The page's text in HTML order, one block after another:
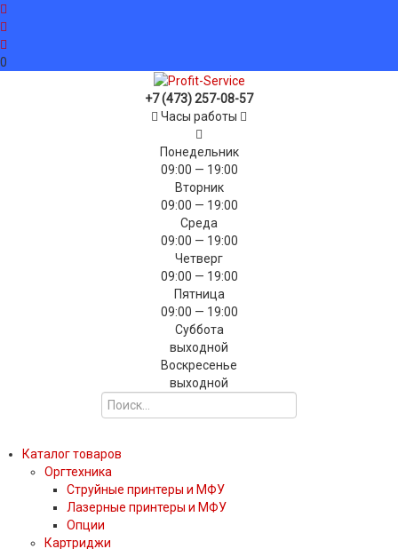
0
+7 (473) 257-08-57
Часы работы
Понедельник
09:00 — 19:00
Вторник
09:00 — 19:00
Среда
09:00 — 19:00
Четверг
09:00 — 19:00
Пятница
09:00 — 19:00
Суббота
выходной
Воскресенье
выходной
Каталог товаров
Оргтехника
Струйные принтеры и МФУ
Лазерные принтеры и МФУ
Опции
Картриджи